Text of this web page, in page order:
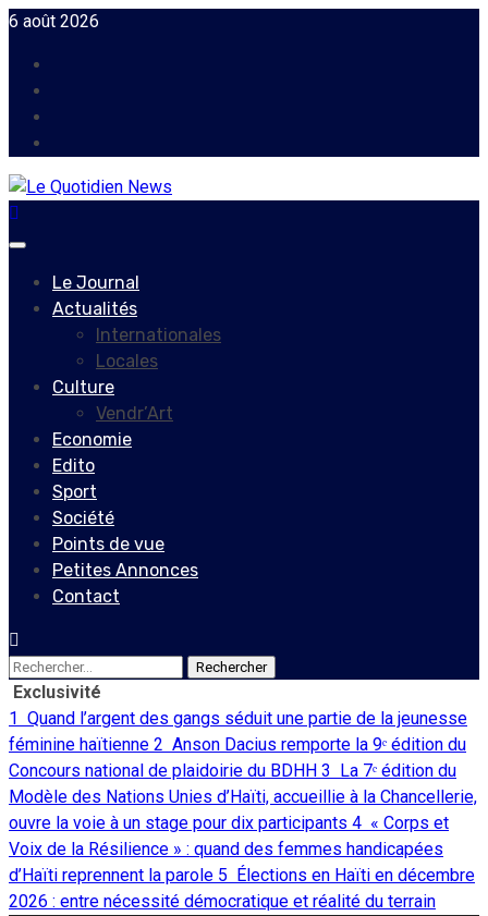
Skip
content
6 août 2026
Primary
Le Journal
Actualités
Internationales
Locales
Culture
Vendr’Art
Economie
Edito
Sport
Société
Points de vue
Petites Annonces
Contact
Rechercher :
Exclusivité
1 Quand l’argent des gangs séduit une partie de la jeunesse
féminine haïtienne 2 Anson Dacius remporte la 9ᵉ édition du
Concours national de plaidoirie du BDHH 3 La 7ᵉ édition du
Modèle des Nations Unies d’Haïti, accueillie à la Chancellerie,
ouvre la voie à un stage pour dix participants 4 « Corps et
Voix de la Résilience » : quand des femmes handicapées
d’Haïti reprennent la parole 5 Élections en Haïti en décembre
2026 : entre nécessité démocratique et réalité du terrain